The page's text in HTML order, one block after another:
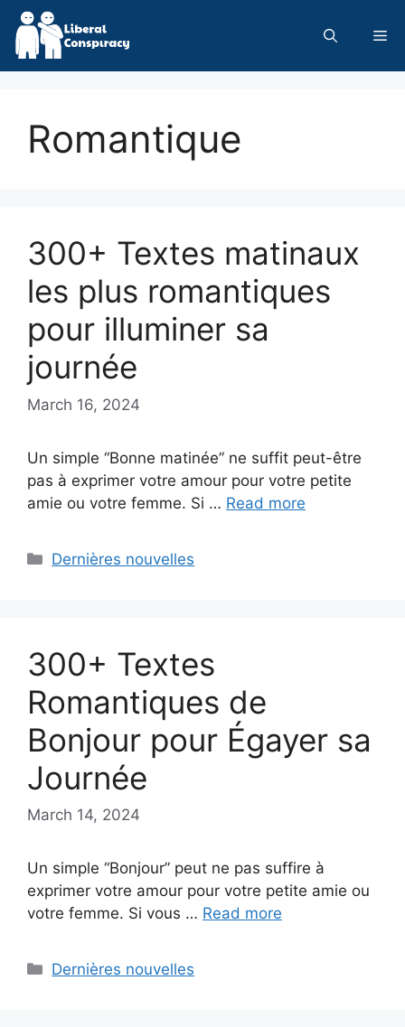
Skip
content
Romantique
300+ Textes matinaux
les plus romantiques
pour illuminer sa
journée
March 16, 2024
Un simple “Bonne matinée” ne suffit peut-être
pas à exprimer votre amour pour votre petite
amie ou votre femme. Si … Read more
Categories
Dernières nouvelles
300+ Textes
Romantiques de
Bonjour pour Égayer sa
Journée
March 14, 2024
Un simple “Bonjour” peut ne pas suffire à
exprimer votre amour pour votre petite amie ou
votre femme. Si vous … Read more
Categories
Dernières nouvelles